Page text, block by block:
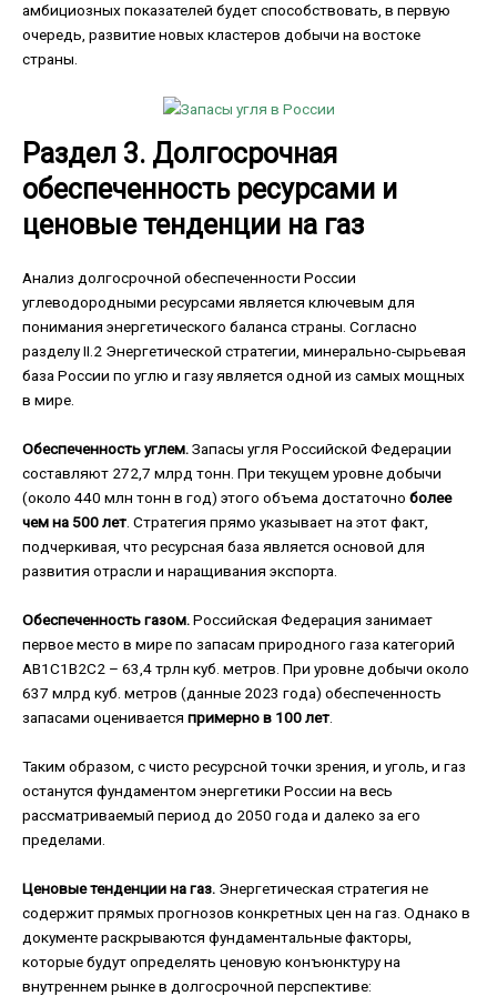
амбициозных показателей будет способствовать, в первую
очередь, развитие новых кластеров добычи на востоке
страны.
Раздел 3. Долгосрочная
обеспеченность ресурсами и
ценовые тенденции на газ
Анализ долгосрочной обеспеченности России
углеводородными ресурсами является ключевым для
понимания энергетического баланса страны. Согласно
разделу II.2 Энергетической стратегии, минерально-сырьевая
база России по углю и газу является одной из самых мощных
в мире.
Обеспеченность углем.Запасы угля Российской Федерации
составляют 272,7 млрд тонн. При текущем уровне добычи
(около 440 млн тонн в год) этого объема достаточно более
чем на 500 лет . Стратегия прямо указывает на этот факт,
подчеркивая, что ресурсная база является основой для
развития отрасли и наращивания экспорта.
Обеспеченность газом.Российская Федерация занимает
первое место в мире по запасам природного газа категорий
АВ1С1В2С2 – 63,4 трлн куб. метров. При уровне добычи около
637 млрд куб. метров (данные 2023 года) обеспеченность
запасами оценивается примерно в 100 лет
Таким образом, с чисто ресурсной точки зрения, и уголь, и газ
останутся фундаментом энергетики России на весь
рассматриваемый период до 2050 года и далеко за его
пределами.
Ценовые тенденции на газ. Энергетическая стратегия не
содержит прямых прогнозов конкретных цен на газ. Однако в
документе раскрываются фундаментальные факторы,
которые будут определять ценовую конъюнктуру на
внутреннем рынке в долгосрочной перспективе: